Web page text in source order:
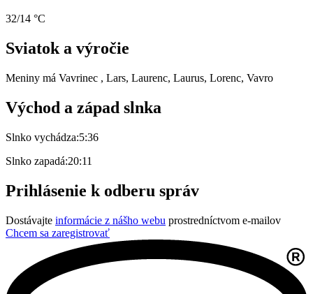
32/14 °C
Sviatok a výročie
Meniny má Vavrinec , Lars, Laurenc, Laurus, Lorenc, Vavro
Východ a západ slnka
Slnko vychádza:5:36
Slnko zapadá:20:11
Prihlásenie k odberu správ
Dostávajte informácie z nášho webu prostredníctvom e-mailov
Chcem sa zaregistrovať